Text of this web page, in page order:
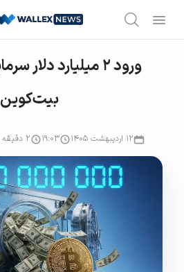
content
بیت‌کوین
۱۲ اردیبهشت ۱۴۰۵ ۱۹:۰۳ 2 دقیقه مطالعه